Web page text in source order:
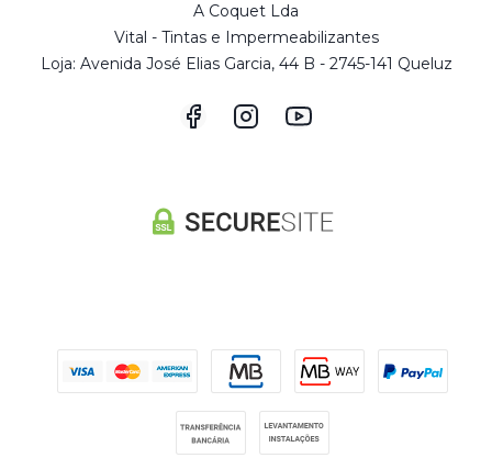
A Coquet Lda
Vital - Tintas e Impermeabilizantes
Loja: Avenida José Elias Garcia, 44 B - 2745-141 Queluz